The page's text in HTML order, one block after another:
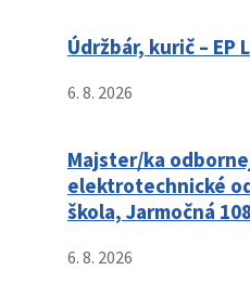
Údržbár, kurič – EP
6. 8. 2026
Majster/ka
elektrotechnické
škola, Jarmočná
6. 8. 2026